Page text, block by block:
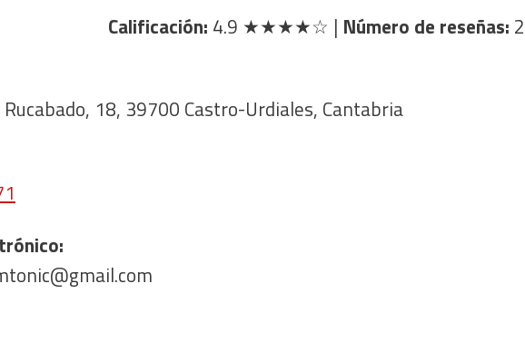
Calificación: 4.9 ★★★★☆ | Número de reseñas:
Rucabado, 18, 39700 Castro-Urdiales, Cantabria